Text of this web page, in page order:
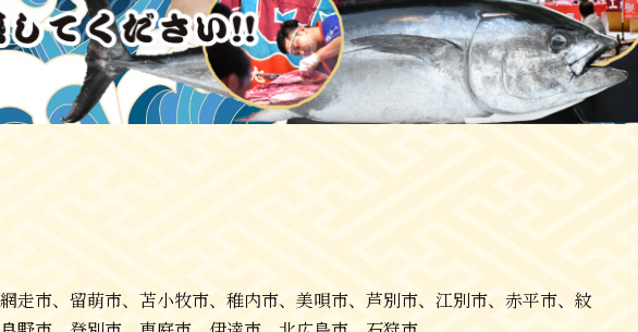
市、留萌市、苫小牧市、稚内市、美唄市、芦別市、江別市、赤平市、紋